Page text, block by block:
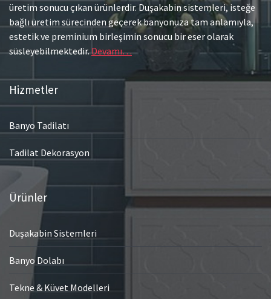
üretim sonucu çıkan ürünlerdir. Duşakabin sistemleri, isteğe
bağlı üretim sürecinden geçerek banyonuza tam anlamıyla,
estetik ve preminium birleşimin sonucu bir eser olarak
süsleyebilmektedir.Devamı…
Hizmetler
Banyo Tadilatı
Tadilat Dekorasyon
Ürünler
Duşakabin Sistemleri
Banyo Dolabı
Tekne & Küvet Modelleri